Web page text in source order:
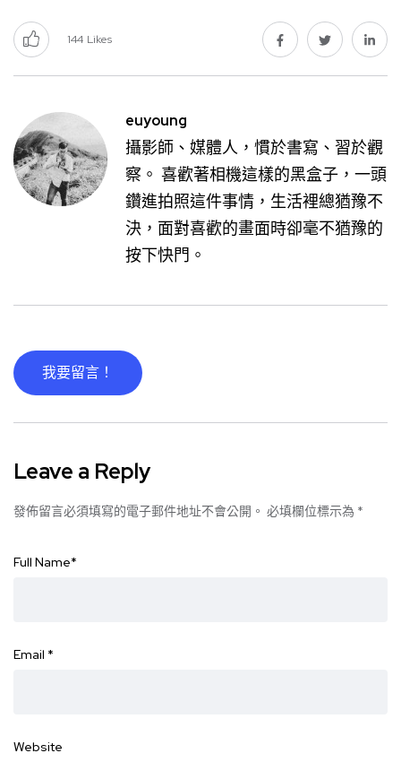
144 Likes
euyoung
攝影師、媒體人，慣於書寫、習於觀
察。 喜歡著相機這樣的黑盒子，一頭
鑽進拍照這件事情，生活裡總猶豫不
決，面對喜歡的畫面時卻毫不猶豫的
按下快門。
我要留言！
Leave a Reply
發佈留言必須填寫的電子郵件地址不會公開。 必填欄位標示為 *
Full Name*
Email *
Website